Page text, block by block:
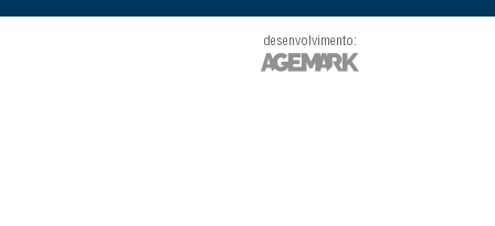
desenvolvimento: